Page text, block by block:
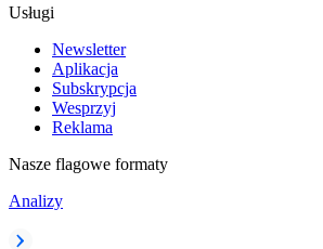
Usługi
Newsletter
Aplikacja
Subskrypcja
Wesprzyj
Reklama
Nasze flagowe formaty
Analizy